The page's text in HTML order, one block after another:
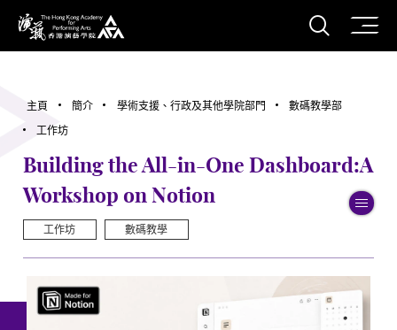
香港演藝學院
打開
主頁 簡介 學術支援、行政及其他學院部門
數碼教學部
工作坊
Building the All-in-One Dashboard:A
Workshop on Notion
工作坊 數碼教學